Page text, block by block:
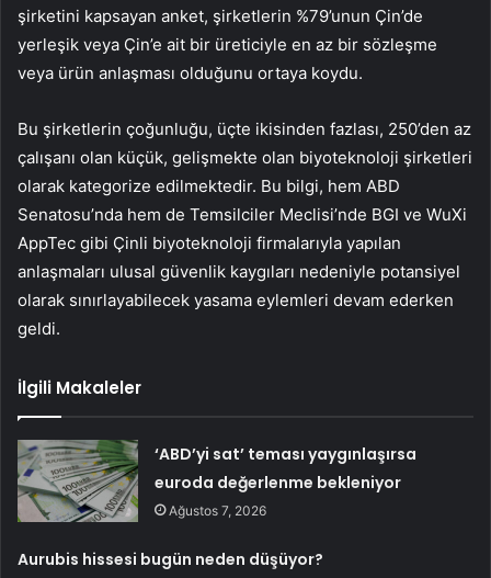
şirketini kapsayan anket, şirketlerin %79’unun Çin’de
yerleşik veya Çin’e ait bir üreticiyle en az bir sözleşme
veya ürün anlaşması olduğunu ortaya koydu.
Bu şirketlerin çoğunluğu, üçte ikisinden fazlası, 250’den az
çalışanı olan küçük, gelişmekte olan biyoteknoloji şirketleri
olarak kategorize edilmektedir. Bu bilgi, hem ABD
Senatosu’nda hem de Temsilciler Meclisi’nde BGI ve WuXi
AppTec gibi Çinli biyoteknoloji firmalarıyla yapılan
anlaşmaları ulusal güvenlik kaygıları nedeniyle potansiyel
olarak sınırlayabilecek yasama eylemleri devam ederken
geldi.
İlgili Makaleler
‘ABD’yi sat’ teması yaygınlaşırsa
euroda değerlenme bekleniyor
Ağustos 7, 2026
Aurubis hissesi bugün neden düşüyor?